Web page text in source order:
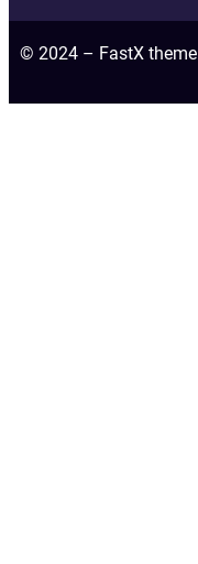
© 2024 – FastX theme